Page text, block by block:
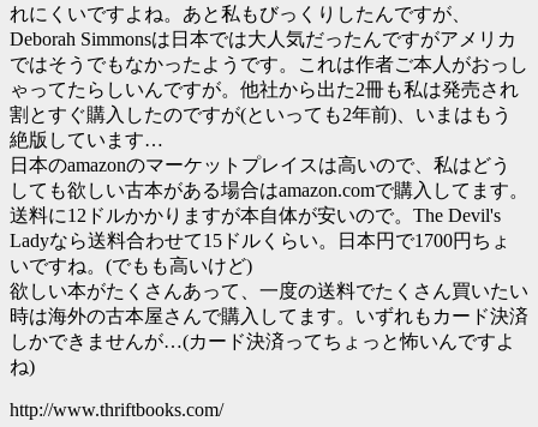
れにくいですよね。あと私もびっくりしたんですが、
Deborah Simmonsは日本では大人気だったんですがアメリカ
ではそうでもなかったようです。これは作者ご本人がおっし
ゃってたらしいんですが。他社から出た2冊も私は発売され
割とすぐ購入したのですが(といっても2年前)、いまはもう
絶版しています…
日本のamazonのマーケットプレイスは高いので、私はどう
しても欲しい古本がある場合はamazon.comで購入してます。
送料に12ドルかかりますが本自体が安いので。The Devil's
Ladyなら送料合わせて15ドルくらい。日本円で1700円ちょ
いですね。(でもも高いけど)
欲しい本がたくさんあって、一度の送料でたくさん買いたい
時は海外の古本屋さんで購入してます。いずれもカード決済
しかできませんが…(カード決済ってちょっと怖いんですよ
ね)
http://www.thriftbooks.com/